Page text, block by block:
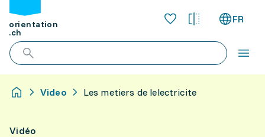
orientation
.ch
FR
Video Les metiers de lelectricite
Vidéo